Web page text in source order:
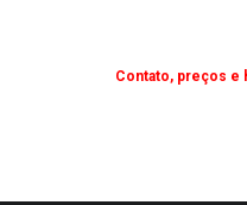
Contato, preços e